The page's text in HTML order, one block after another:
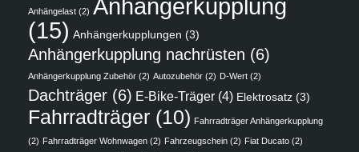
Anhängelast (2) Anhängerkupplung
(15) Anhängerkupplungen (3)
Anhängerkupplung nachrüsten (6)
Anhängerkupplung Zubehör (2) Autozubehör (2) D-Wert (2)
Dachträger (6) E-Bike-Träger (4) Elektrosatz (3)
Fahrradträger (10) Fahrradträger Anhängerkupplung
(2) Fahrradträger Wohnwagen (2) Fahrzeugschein (2) Fiat Ducato (2)